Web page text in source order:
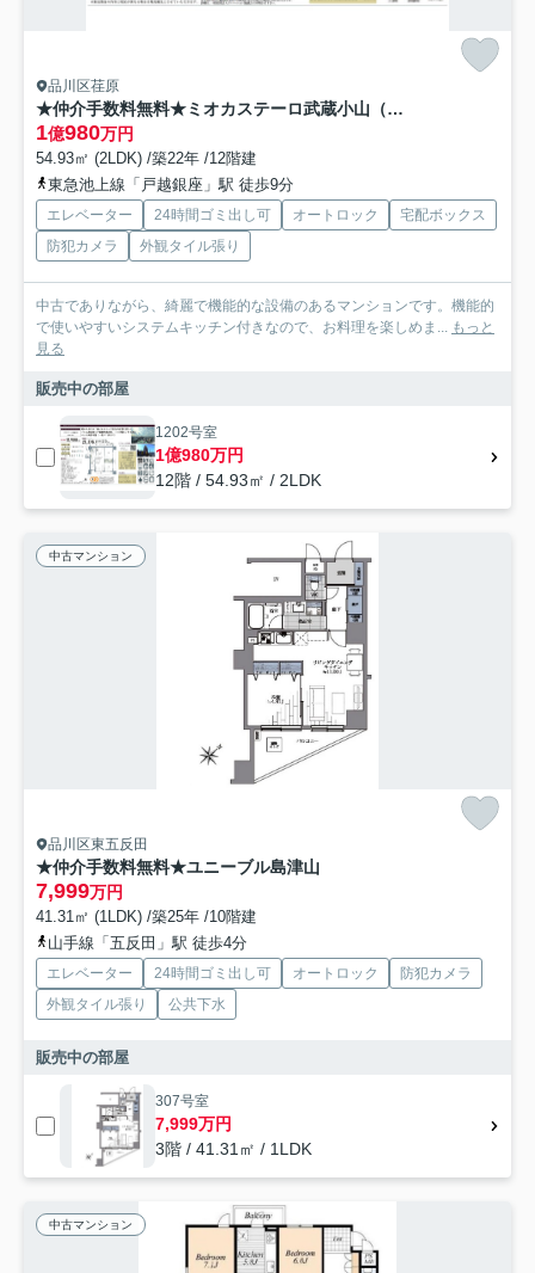
品川区荏原
★仲介手数料無料★ミオカステーロ武蔵小山（新規リノベーション済み）
1億980万円
54.93㎡ (2LDK) /築22年 /12階建
東急池上線「戸越銀座」駅 徒歩9分
エレベーター 24時間ゴミ出し可 オートロック
宅配ボックス
防犯カメラ
外観タイル張り
中古でありながら、綺麗で機能的な設備のあるマンションです。機能的
で使いやすいシステムキッチン付きなので、お料理を楽しめま... もっと
見る
販売中の部屋
1202号室
1億980万円
12階 / 54.93㎡ / 2LDK
中古マンション
品川区東五反田
★仲介手数料無料★ユニーブル島津山
7,999万円
41.31㎡ (1LDK) /築25年 /10階建
山手線「五反田」駅 徒歩4分
エレベーター 24時間ゴミ出し可 オートロック
防犯カメラ
外観タイル張り
公共下水
販売中の部屋
307号室
7,999万円
3階 / 41.31㎡ / 1LDK
中古マンション